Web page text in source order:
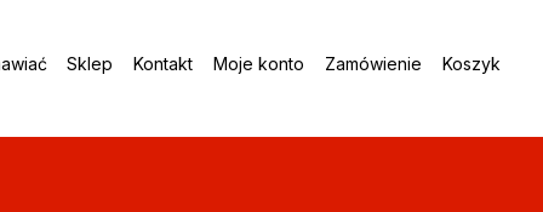
Sklep Kontakt Moje konto Zamówienie Koszyk